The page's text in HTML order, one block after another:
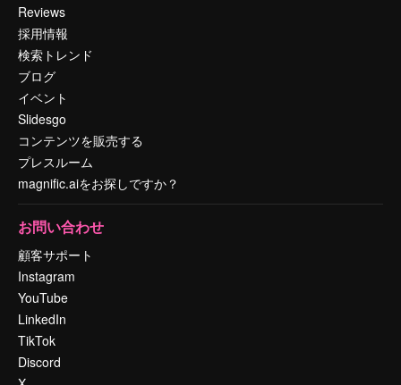
Reviews
採用情報
検索トレンド
ブログ
イベント
Slidesgo
コンテンツを販売する
プレスルーム
magnific.aiをお探しですか？
お問い合わせ
顧客サポート
Instagram
YouTube
LinkedIn
TikTok
Discord